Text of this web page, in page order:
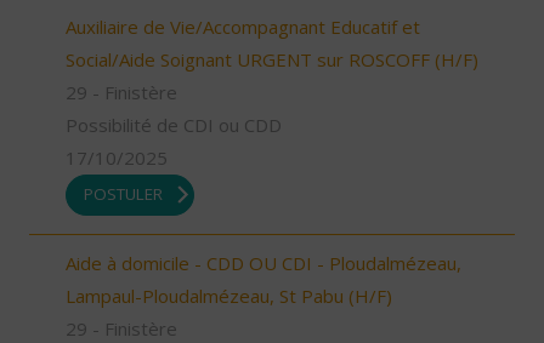
Auxiliaire de Vie/Accompagnant Educatif et
Social/Aide Soignant URGENT sur ROSCOFF (H/F)
29 - Finistère
Possibilité de CDI ou CDD
17/10/2025
POSTULER
Aide à domicile - CDD OU CDI - Ploudalmézeau,
Lampaul-Ploudalmézeau, St Pabu (H/F)
29 - Finistère